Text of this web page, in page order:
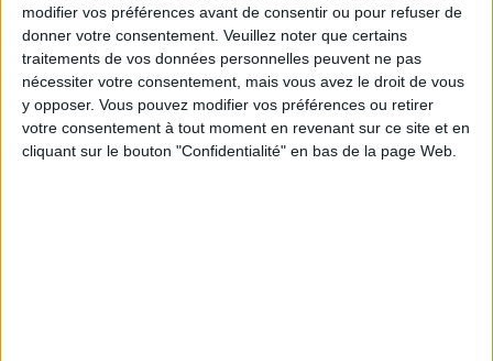
modifier vos préférences avant de consentir ou pour refuser de
donner votre consentement. Veuillez noter que certains
traitements de vos données personnelles peuvent ne pas
nécessiter votre consentement, mais vous avez le droit de vous
y opposer. Vous pouvez modifier vos préférences ou retirer
votre consentement à tout moment en revenant sur ce site et en
cliquant sur le bouton "Confidentialité" en bas de la page Web.
Service-client & Motivation Voir tout
Les équipes du Service-client et de la
Communauté Savoir Maigrir vous aident
chaque semaine à vous rapprocher
sereinement de votre objectif minceur.